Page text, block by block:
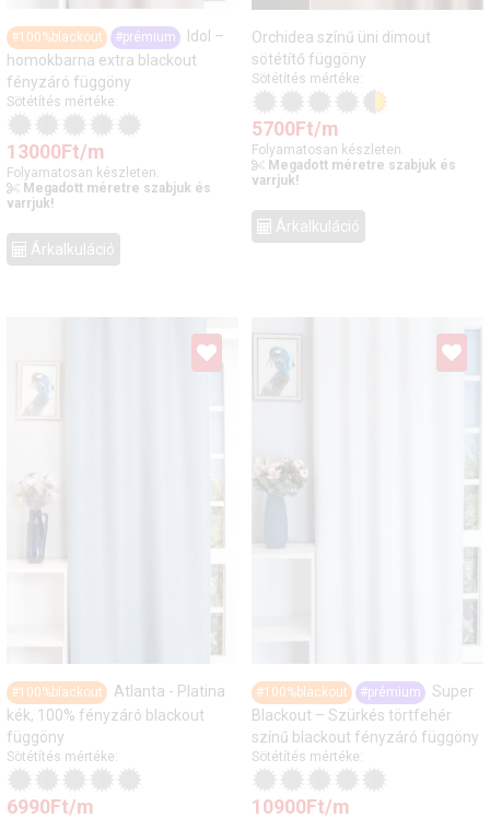
#100%blackout #prémium
Idol –
homokbarna extra blackout
fényzáró függöny
Sötétítés mértéke:
13000Ft/m
Folyamatosan készleten.
Megadott méretre szabjuk és
varrjuk!
Árkalkuláció
Orchidea színű üni dimout
sötétítő függöny
Sötétítés mértéke:
5700Ft/m
Folyamatosan készleten.
Megadott méretre szabjuk és
varrjuk!
Árkalkuláció
#100%blackout
Atlanta - Platina
kék, 100% fényzáró blackout
függöny
Sötétítés mértéke:
6990Ft/m
#100%blackout #prémium
Super
Blackout – Szürkés törtfehér
színű blackout fényzáró függöny
Sötétítés mértéke:
10900Ft/m